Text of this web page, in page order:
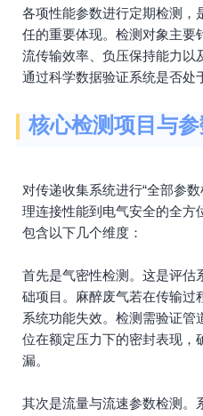
各项性能参数进行定期检测，
任的重要体现。检测对象主要
流传输效率、负压保持能力以
通过科学数据验证系统是否处
核心检测项目与
对传递收集系统进行“全部参
理连接性能到电气安全的全方
包含以下几个维度：
首先是气密性检测。这是评估
础项目。麻醉废气若在传输过
系统功能失效。检测需验证管
位在额定压力下的密封表现，
漏。
其次是流量与流速参数检测。